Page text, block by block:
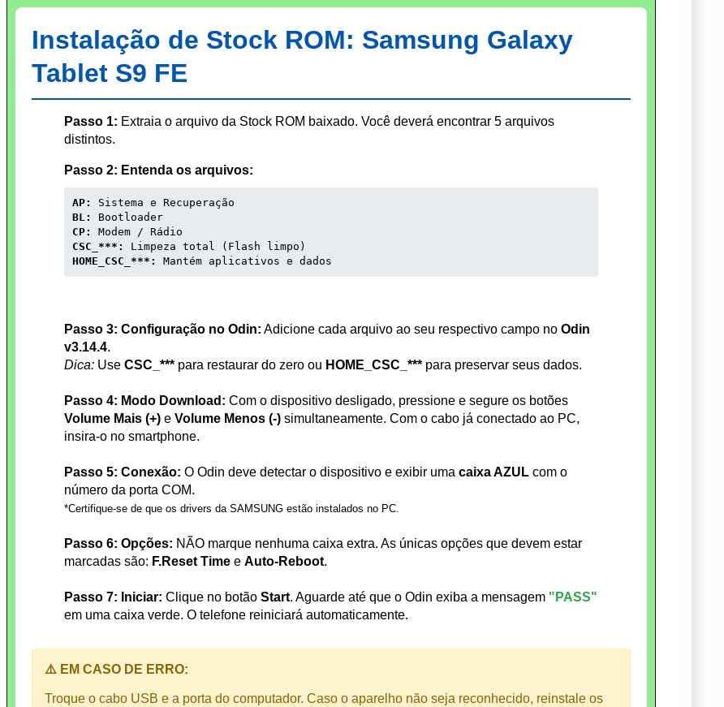
Instalação de Stock ROM: Samsung Galaxy
Tablet S9 FE
Passo 1: Extraia o arquivo da Stock ROM baixado. Você deverá encontrar 5 arquivos
distintos.
Passo 2: Entenda os arquivos:
AP:
Sistema e Recuperação
BL:
Bootloader
CP:
Modem / Rádio
CSC_***:
Limpeza total (Flash limpo)
HOME_CSC_***:
Mantém aplicativos e dados
Passo 3: Configuração no Odin: Adicione cada arquivo ao seu respectivo campo no Odin
v3.14.4.
Dica: Use CSC_*** para restaurar do zero ou HOME_CSC_*** para preservar seus dados.
Passo 4: Modo Download: Com o dispositivo desligado, pressione e segure os botões
Volume Mais (+) e Volume Menos (-) simultaneamente. Com o cabo já conectado ao PC,
insira-o no smartphone.
Passo 5: Conexão: O Odin deve detectar o dispositivo e exibir uma caixa AZUL com o
número da porta COM.
*Certifique-se de que os drivers da SAMSUNG estão instalados no PC.
Passo 6: Opções: NÃO marque nenhuma caixa extra. As únicas opções que devem estar
marcadas são: F.Reset Time e Auto-Reboot.
Passo 7: Iniciar: Clique no botão Start. Aguarde até que o Odin exiba a mensagem "PASS"
em uma caixa verde. O telefone reiniciará automaticamente.
⚠️ EM CASO DE ERRO:
Troque o cabo USB e a porta do computador. Caso o aparelho não seja reconhecido, reinstale os